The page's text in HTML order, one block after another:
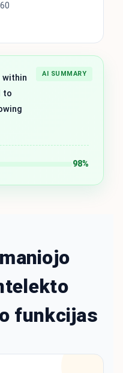
AI SUMMARY
within
to
98%
funkcijas